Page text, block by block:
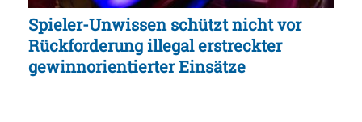
Spieler-Unwissen schützt nicht vor
Rückforderung illegal erstreckter
gewinnorientierter Einsätze